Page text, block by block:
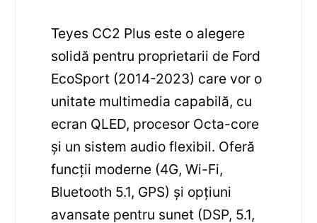
Teyes CC2 Plus este o alegere
solidă pentru proprietarii de Ford
EcoSport (2014-2023) care vor o
unitate multimedia capabilă, cu
ecran QLED, procesor Octa-core
și un sistem audio flexibil. Oferă
funcții moderne (4G, Wi-Fi,
Bluetooth 5.1, GPS) și opțiuni
avansate pentru sunet (DSP, 5.1,